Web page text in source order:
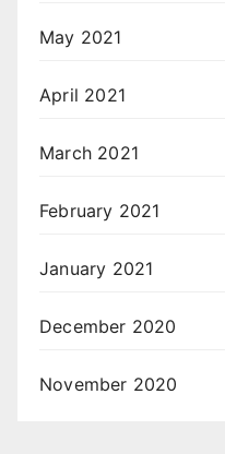
May 2021
April 2021
March 2021
February 2021
January 2021
December 2020
November 2020